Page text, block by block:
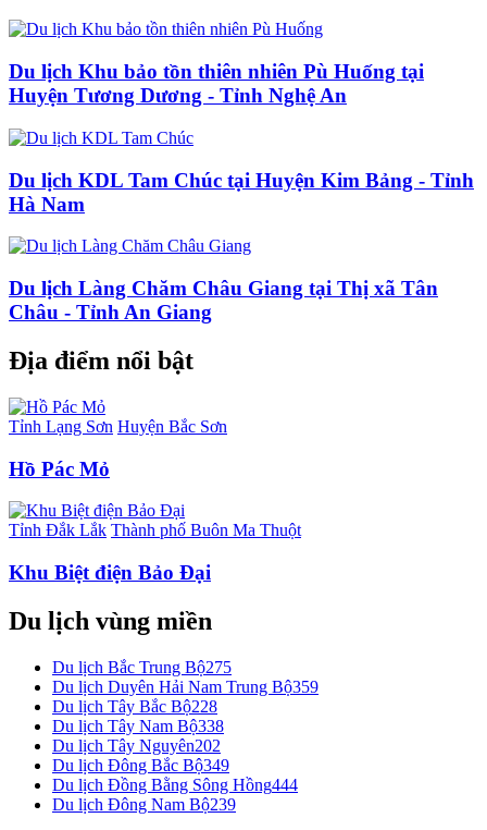
Du lịch Khu bảo tồn thiên nhiên Pù Huống tại
Huyện Tương Dương - Tỉnh Nghệ An
Du lịch KDL Tam Chúc tại Huyện Kim Bảng - Tỉnh
Hà Nam
Du lịch Làng Chăm Châu Giang tại Thị xã Tân
Châu - Tỉnh An Giang
Địa điểm nổi bật
Tỉnh Lạng Sơn Huyện Bắc Sơn
Hồ Pác Mỏ
Tỉnh Đắk Lắk Thành phố Buôn Ma Thuột
Khu Biệt điện Bảo Đại
Du lịch vùng miền
Du lịch Bắc Trung Bộ275
Du lịch Duyên Hải Nam Trung Bộ359
Du lịch Tây Bắc Bộ228
Du lịch Tây Nam Bộ338
Du lịch Tây Nguyên202
Du lịch Đông Bắc Bộ349
Du lịch Đồng Bằng Sông Hồng444
Du lịch Đông Nam Bộ239